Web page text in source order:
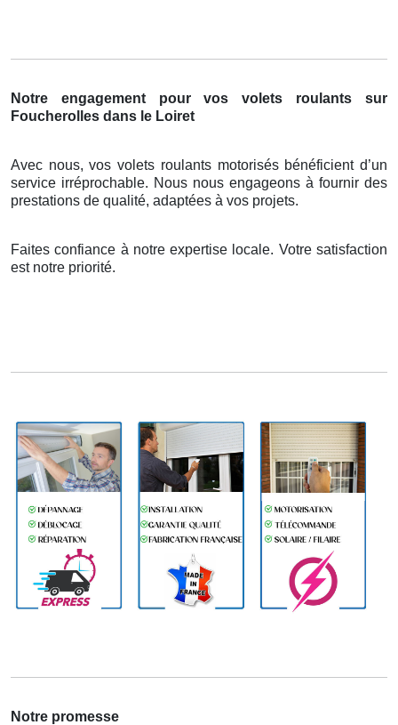
Notre engagement pour vos volets roulants sur
Foucherolles dans le Loiret
Avec nous, vos volets roulants motorisés bénéficient d’un
service irréprochable. Nous nous engageons à fournir des
prestations de qualité, adaptées à vos projets.
Faites confiance à notre expertise locale. Votre satisfaction
est notre priorité.
Notre promesse